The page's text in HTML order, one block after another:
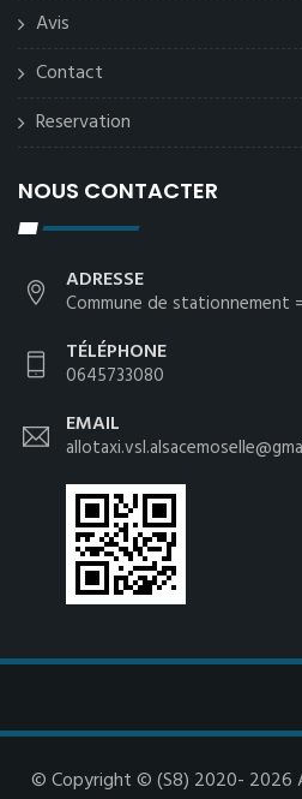
Avis
Contact
Reservation
NOUS CONTACTER
ADRESSE
Commune de stationnement
TÉLÉPHONE
0645733080
EMAIL
© Copyright © (S8) 2020- 2026